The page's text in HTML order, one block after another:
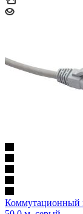
Коммутационный